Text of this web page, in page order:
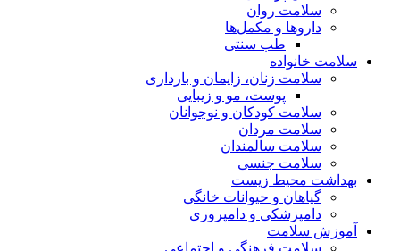
سلامت روان
داروها و مکمل‌ها
طب سنتی
سلامت خانواده
سلامت زنان، زایمان و بارداری
پوست، مو و زیبایی
سلامت کودکان و نوجوانان
سلامت مردان
سلامت سالمندان
سلامت جنسی
بهداشت محیط زیست
گیاهان و حیوانات خانگی
دامپزشکی و دامپروری
آموزش سلامت